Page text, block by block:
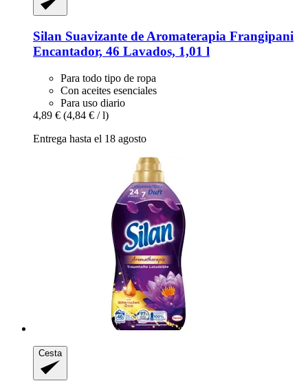
Silan Suavizante de Aromaterapia Frangipani
Encantador, 46 Lavados, 1,01 l
Para todo tipo de ropa
Con aceites esenciales
Para uso diario
4,89 € (4,84 € / l)
Entrega hasta el 18 agosto
Cesta